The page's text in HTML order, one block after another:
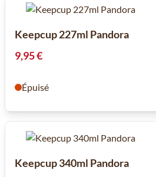
Keepcup 227ml Pandora
9,95 €
Épuisé
Keepcup 340ml Pandora